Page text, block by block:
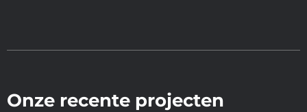
Onze recente projecten